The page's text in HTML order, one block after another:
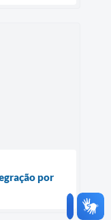
por